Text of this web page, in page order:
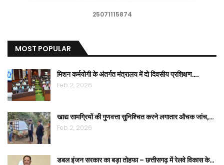
25071115874
MOST POPULAR
मिशन कर्मयोगी के अंतर्गत मंत्रालय में दो दिवसीय प्रशिक्षण….
Feb 2, 2026
खाद्य सामग्रियों की गुणवत्ता सुनिश्चित करने लगातार औचक जांच,…
Feb 2, 2026
डबल इंजन सरकार का बड़ा तोहफा – छत्तीसगढ़ में रेलवे विकास के…